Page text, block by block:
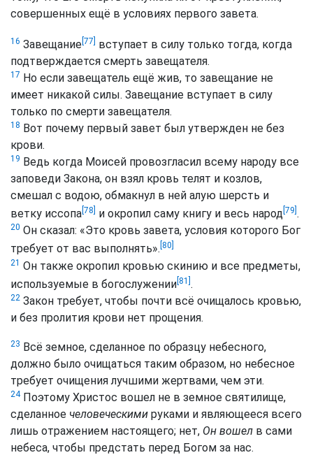
совершенных ещё в условиях первого завета.
16 Завещание [77]
вступает в силу только тогда, когда
подтверждается смерть завещателя.
17 Но если завещатель ещё жив, то завещание не
имеет никакой силы. Завещание вступает в силу
только по смерти завещателя.
18 Вот почему первый завет был утвержден не без
крови.
19 Ведь когда Моисей провозгласил всему народу все
заповеди Закона, он взял кровь телят и козлов,
смешал с водою, обмакнул в ней алую шерсть и
ветку иссопа [78] и окропил саму книгу и весь народ [79] .
20 Он сказал: «Это кровь завета, условия которого Бог
требует от вас выполнять». [80]
21 Он также окропил кровью скинию и все предметы,
используемые в богослужении [81] .
22 Закон требует, чтобы почти всё очищалось кровью,
и без пролития крови нет прощения.
23 Всё земное, сделанное по образцу небесного,
должно было очищаться таким образом, но небесное
требует очищения лучшими жертвами, чем эти.
24Поэтому Христос вошел не в земное святилище,
сделанное человеческими руками и являющееся всего
лишь отражением настоящего; нет, Он вошел в сами
небеса, чтобы предстать перед Богом за нас.